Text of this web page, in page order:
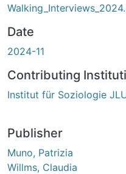
Date
2024-11
Contributing
Institut für Soziologie
Publisher
Muno, Patrizia
Willms, Claudia